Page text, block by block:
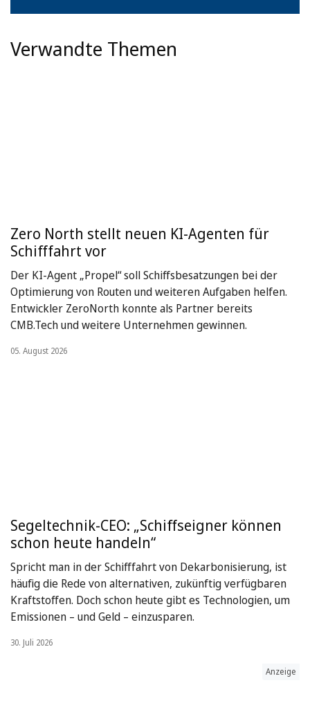
Verwandte Themen
Zero North stellt neuen KI-Agenten für
Schifffahrt vor
Der KI-Agent „Propel“ soll Schiffsbesatzungen bei der
Optimierung von Routen und weiteren Aufgaben helfen.
Entwickler ZeroNorth konnte als Partner bereits
CMB.Tech und weitere Unternehmen gewinnen.
05. August 2026
Segeltechnik-CEO: „Schiffseigner können
schon heute handeln“
Spricht man in der Schifffahrt von Dekarbonisierung, ist
häufig die Rede von alternativen, zukünftig verfügbaren
Kraftstoffen. Doch schon heute gibt es Technologien, um
Emissionen – und Geld – einzusparen.
30. Juli 2026
Anzeige